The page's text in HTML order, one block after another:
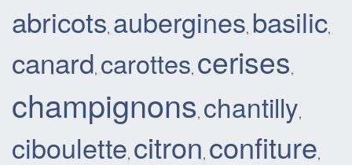
abricots, aubergines, basilic,
canard, carottes, cerises,
champignons, chantilly,
ciboulette, citron, confiture,